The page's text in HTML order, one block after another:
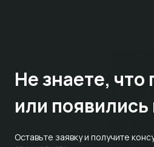
Оставьте заявку и получите
Не знаете, что
или